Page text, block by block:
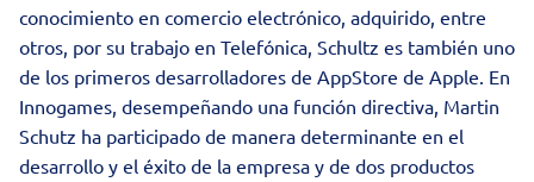
conocimiento en comercio electrónico, adquirido, entre
otros, por su trabajo en Telefónica, Schultz es también uno
de los primeros desarrolladores de AppStore de Apple. En
Innogames, desempeñando una función directiva, Martin
Schutz ha participado de manera determinante en el
desarrollo y el éxito de la empresa y de dos productos